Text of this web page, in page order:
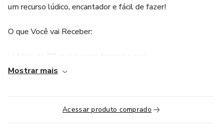
um recurso lúdico, encantador e fácil de fazer!
O que Você vai Receber:
✅ Mais de 70 moldes em tamanho real
✅ Crianças vestidas de caipira
Mostrar mais
Acessar produto comprado